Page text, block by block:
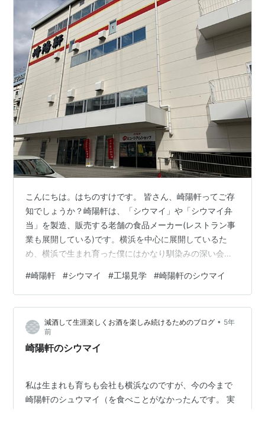
こんにちは。はちのすけです。 皆さん、崎陽軒ってご存
知でしょうか？崎陽軒は、「シウマイ」や「シウマイ弁
当」を製造、販売する老舗の食品メーカー(レストラン事
業も展開している)です。横浜を中心に展開しているた
め、横浜で生まれ育った僕にはかなり馴染みの深い会社
とをネットで知りました。横浜に住んでいるうちにぜひ
とも行くべきだと考えた僕は、即座に申し込み、つい昨
日、念願の工場見学に伺うことができました。シウマイ
の製造現場を実際に見れただけでなく、美味しいシウマ
イなどをいただくこともできました！しかも、もちろん
無料！これはぜひ皆さんにご紹介したいと思い…
#崎陽軒 #シウマイ #工場見学 #崎陽軒のシウマイ
減酒して生涯楽しくお酒を楽しみ続けるためのブログ • 5年
前
崎陽軒のシウマイ